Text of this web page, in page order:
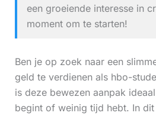
een groeiende interesse in
moment om te starten!
Ben je op zoek naar een
geld te verdienen als hbo-
is deze bewezen aanpak
begint of weinig tijd hebt. In